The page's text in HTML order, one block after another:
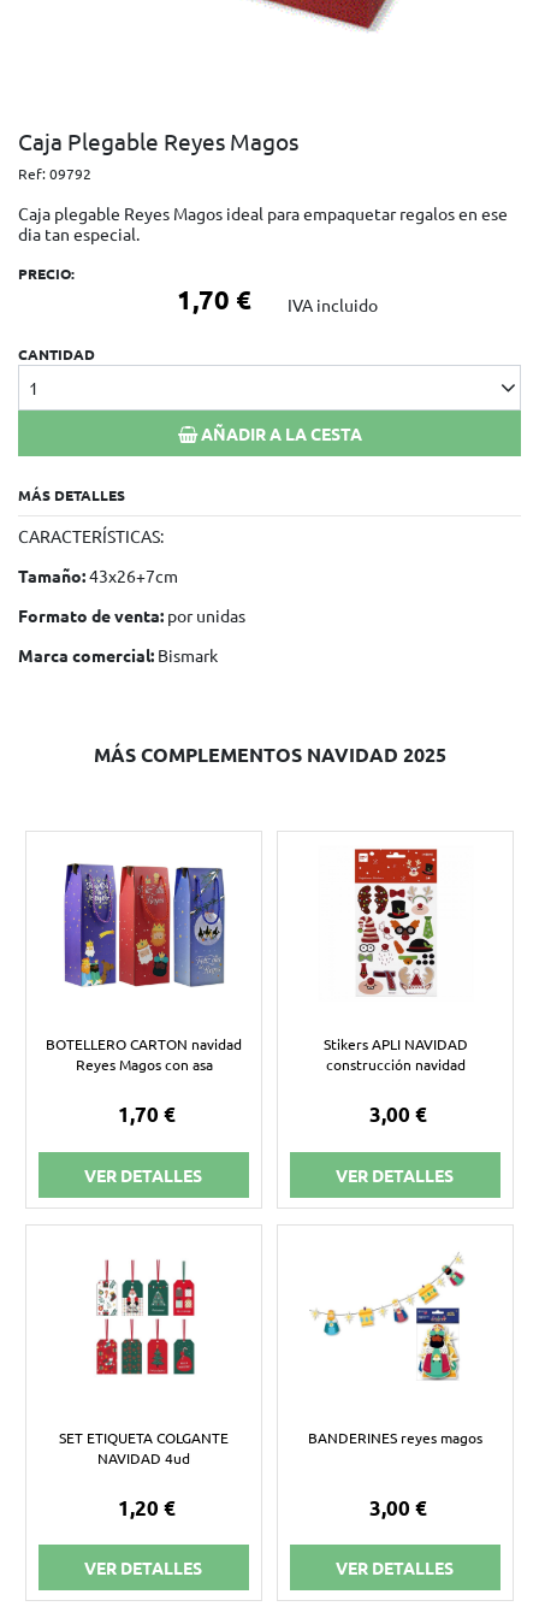
Caja Plegable Reyes Magos
Ref:09792
Caja plegable Reyes Magos ideal para empaquetar regalos en ese
dia tan especial.
PRECIO:
1,70 € IVA incluido
CANTIDAD
1
AÑADIR A LA CESTA
MÁS DETALLES
CARACTERÍSTICAS:
Tamaño:43x26+7cm
Formato de venta: por unidas
Marca comercial: Bismark
MÁS COMPLEMENTOS NAVIDAD 2025
BOTELLERO CARTON navidad
Reyes Magos con asa
1,70 €
VER DETALLES
Stikers APLI NAVIDAD
construcción navidad
3,00 €
VER DETALLES
SET ETIQUETA COLGANTE
NAVIDAD 4ud
1,20 €
VER DETALLES
BANDERINES reyes magos
3,00 €
VER DETALLES